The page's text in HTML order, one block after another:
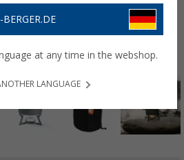
at any time in the webshop.
LANGUAGE